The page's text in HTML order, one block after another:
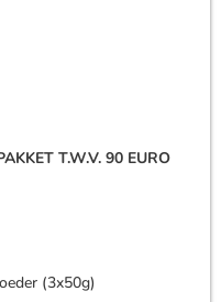
T.W.V. 90 EURO
(3x50g)